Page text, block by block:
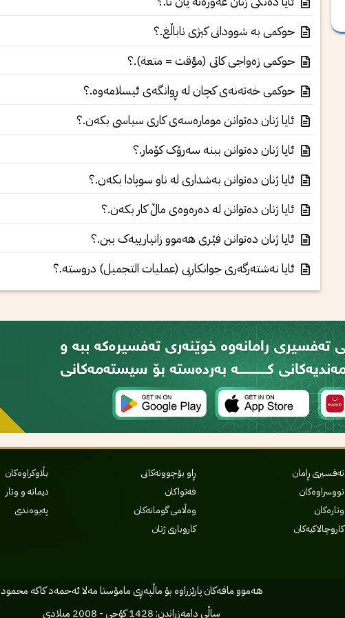
حوکمى بە شوودانى کیژى ناباڵغ.؟
حوکمى زەواجی کاتی (مؤقت = متعة).؟
حوکمی خەتەنەی‌ کچان لە ڕوانگەی‌ ئیسلامەوە.؟
ئایا ژنان دەتوانن مومارەسەی کاری سیاسی بکەن.؟
ئایا ژنان دەتوانن ببنە سەرۆک کۆمار.؟
ئایا ژنان دەتوانن بەشداری لە ناو سوپادا بکەن.؟
ئایا ژنان دەتوانن لە دەرەوەی ماڵ کار بکەن.؟
ئایا ژنان دەتوانن فێری هەموو زانیارییەک ببن.؟
ئایا نەشتەرگەرى جوانکاریی (عملیات التجمیل) دروستە.؟
تەفسیری ڕامان
نووسراوەکان
وتارەکان
کاروچالاکیەکان
ڕاو بۆچوونەکانی
فەتواکان
وەڵامی گومانەکان
کاروباری ژنان
بڵاوکراوەکان
دیمانە و وتار
پەیوەندی
هه‌موو مافه‌کان پارێزراوه بۆ ماڵپه‌ڕی مامۆستا مه‌لا ئه‌حمه‌د کاکه محمود
ساڵی دامه‌زراندن: 1428 کۆچی - 2008 میلادی